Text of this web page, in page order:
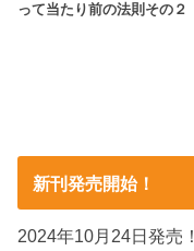
って当たり前の法則その２
新刊発売開始！
2024年10月24日発売！